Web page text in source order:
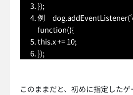
});
例
function(){
this.x += 10;
});
このままだと、初めに指定した